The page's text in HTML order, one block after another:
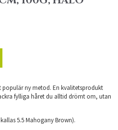
populär ny metod. En kvalitetsprodukt
fylliga håret du alltid drömt om, utan
5.5 Mahogany Brown).